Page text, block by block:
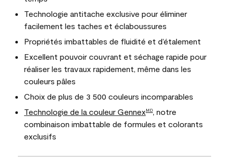
Technologie antitache exclusive pour éliminer
facilement les taches et éclaboussures
Propriétés imbattables de fluidité et d’étalement
Excellent pouvoir couvrant et séchage rapide pour
réaliser les travaux rapidement, même dans les
couleurs pâles
Choix de plus de 3 500 couleurs incomparables
Technologie de la couleur GennexMD
, notre
combinaison imbattable de formules et colorants
exclusifs